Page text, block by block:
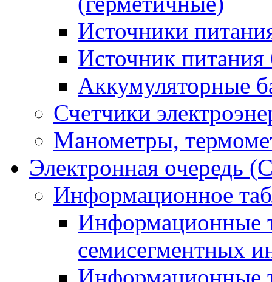
Источники
Источник
Аккумуляторные
Счетчики
Манометры,
Электронная очередь
Информационное
Информационные
семисегментных
Информационные